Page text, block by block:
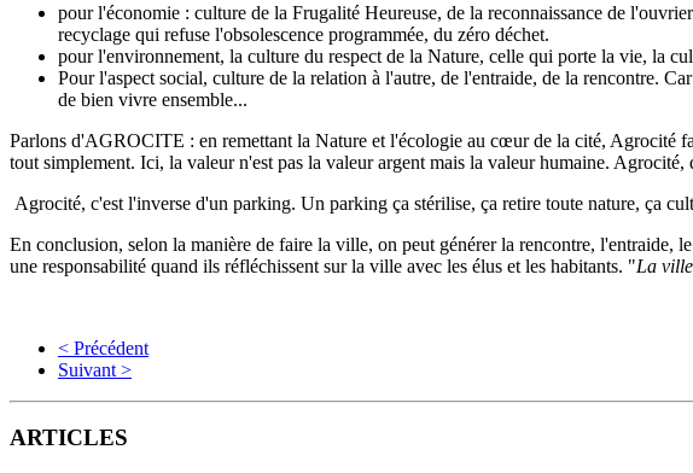
pour l'économie : culture de la Frugalité Heureuse, de la reconnaissance de
recyclage qui refuse l'obsolescence programmée, du zéro déchet.
pour l'environnement, la culture du respect de la Nature, celle qui porte la vie, la
Pour l'aspect social, culture de la relation à l'autre, de l'entraide, de la rencontre.
de bien vivre ensemble...
Parlons d'AGROCITE : en remettant la Nature et l'écologie au cœur de la cité, Agrocité
tout simplement. Ici, la valeur n'est pas la valeur argent mais la valeur humaine.
Agrocité, c'est l'inverse d'un parking. Un parking ça stérilise, ça retire toute nature, ça
En conclusion, selon la manière de faire la ville, on peut générer la rencontre,
une responsabilité quand ils réfléchissent sur la ville avec les élus et les habitants. "La
< Précédent
Suivant >
ARTICLES